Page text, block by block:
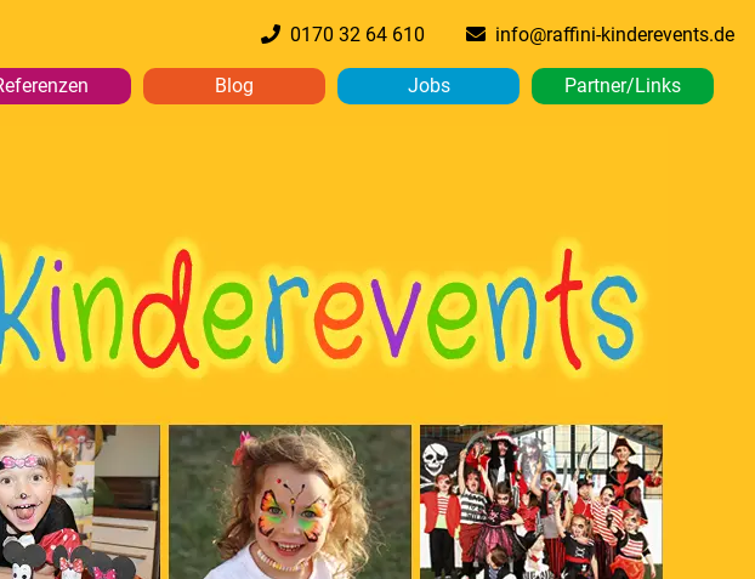
0170 32 64 610 info@raffini-kinderevents.de
Blog Jobs Partner/Links